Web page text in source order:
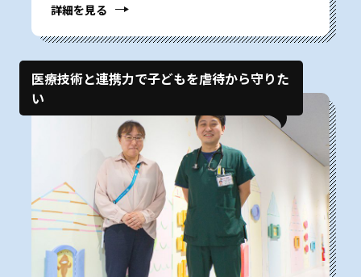
詳細を見る
医療技術と連携力で子どもを虐待から守りた
い